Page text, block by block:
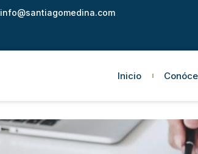
info@santiagomedina.com
Inicio